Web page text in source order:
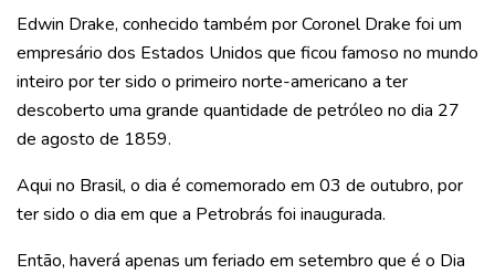
Edwin Drake, conhecido também por Coronel Drake foi um
empresário dos Estados Unidos que ficou famoso no mundo
inteiro por ter sido o primeiro norte-americano a ter
descoberto uma grande quantidade de petróleo no dia 27
de agosto de 1859.
Aqui no Brasil, o dia é comemorado em 03 de outubro, por
ter sido o dia em que a Petrobrás foi inaugurada.
Então, haverá apenas um feriado em setembro que é o Dia